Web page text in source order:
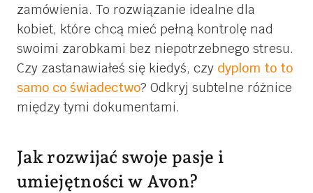
zamówienia. To rozwiązanie idealne dla
kobiet, które chcą mieć pełną kontrolę nad
swoimi zarobkami bez niepotrzebnego stresu.
Czy zastanawiałeś się kiedyś, czy dyplom to to
samo co świadectwo? Odkryj subtelne różnice
między tymi dokumentami.
Jak rozwijać swoje pasje i
umiejętności w Avon?